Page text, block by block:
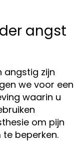
angst
angstig zijn
we voor een
waarin u
om pijn
beperken.